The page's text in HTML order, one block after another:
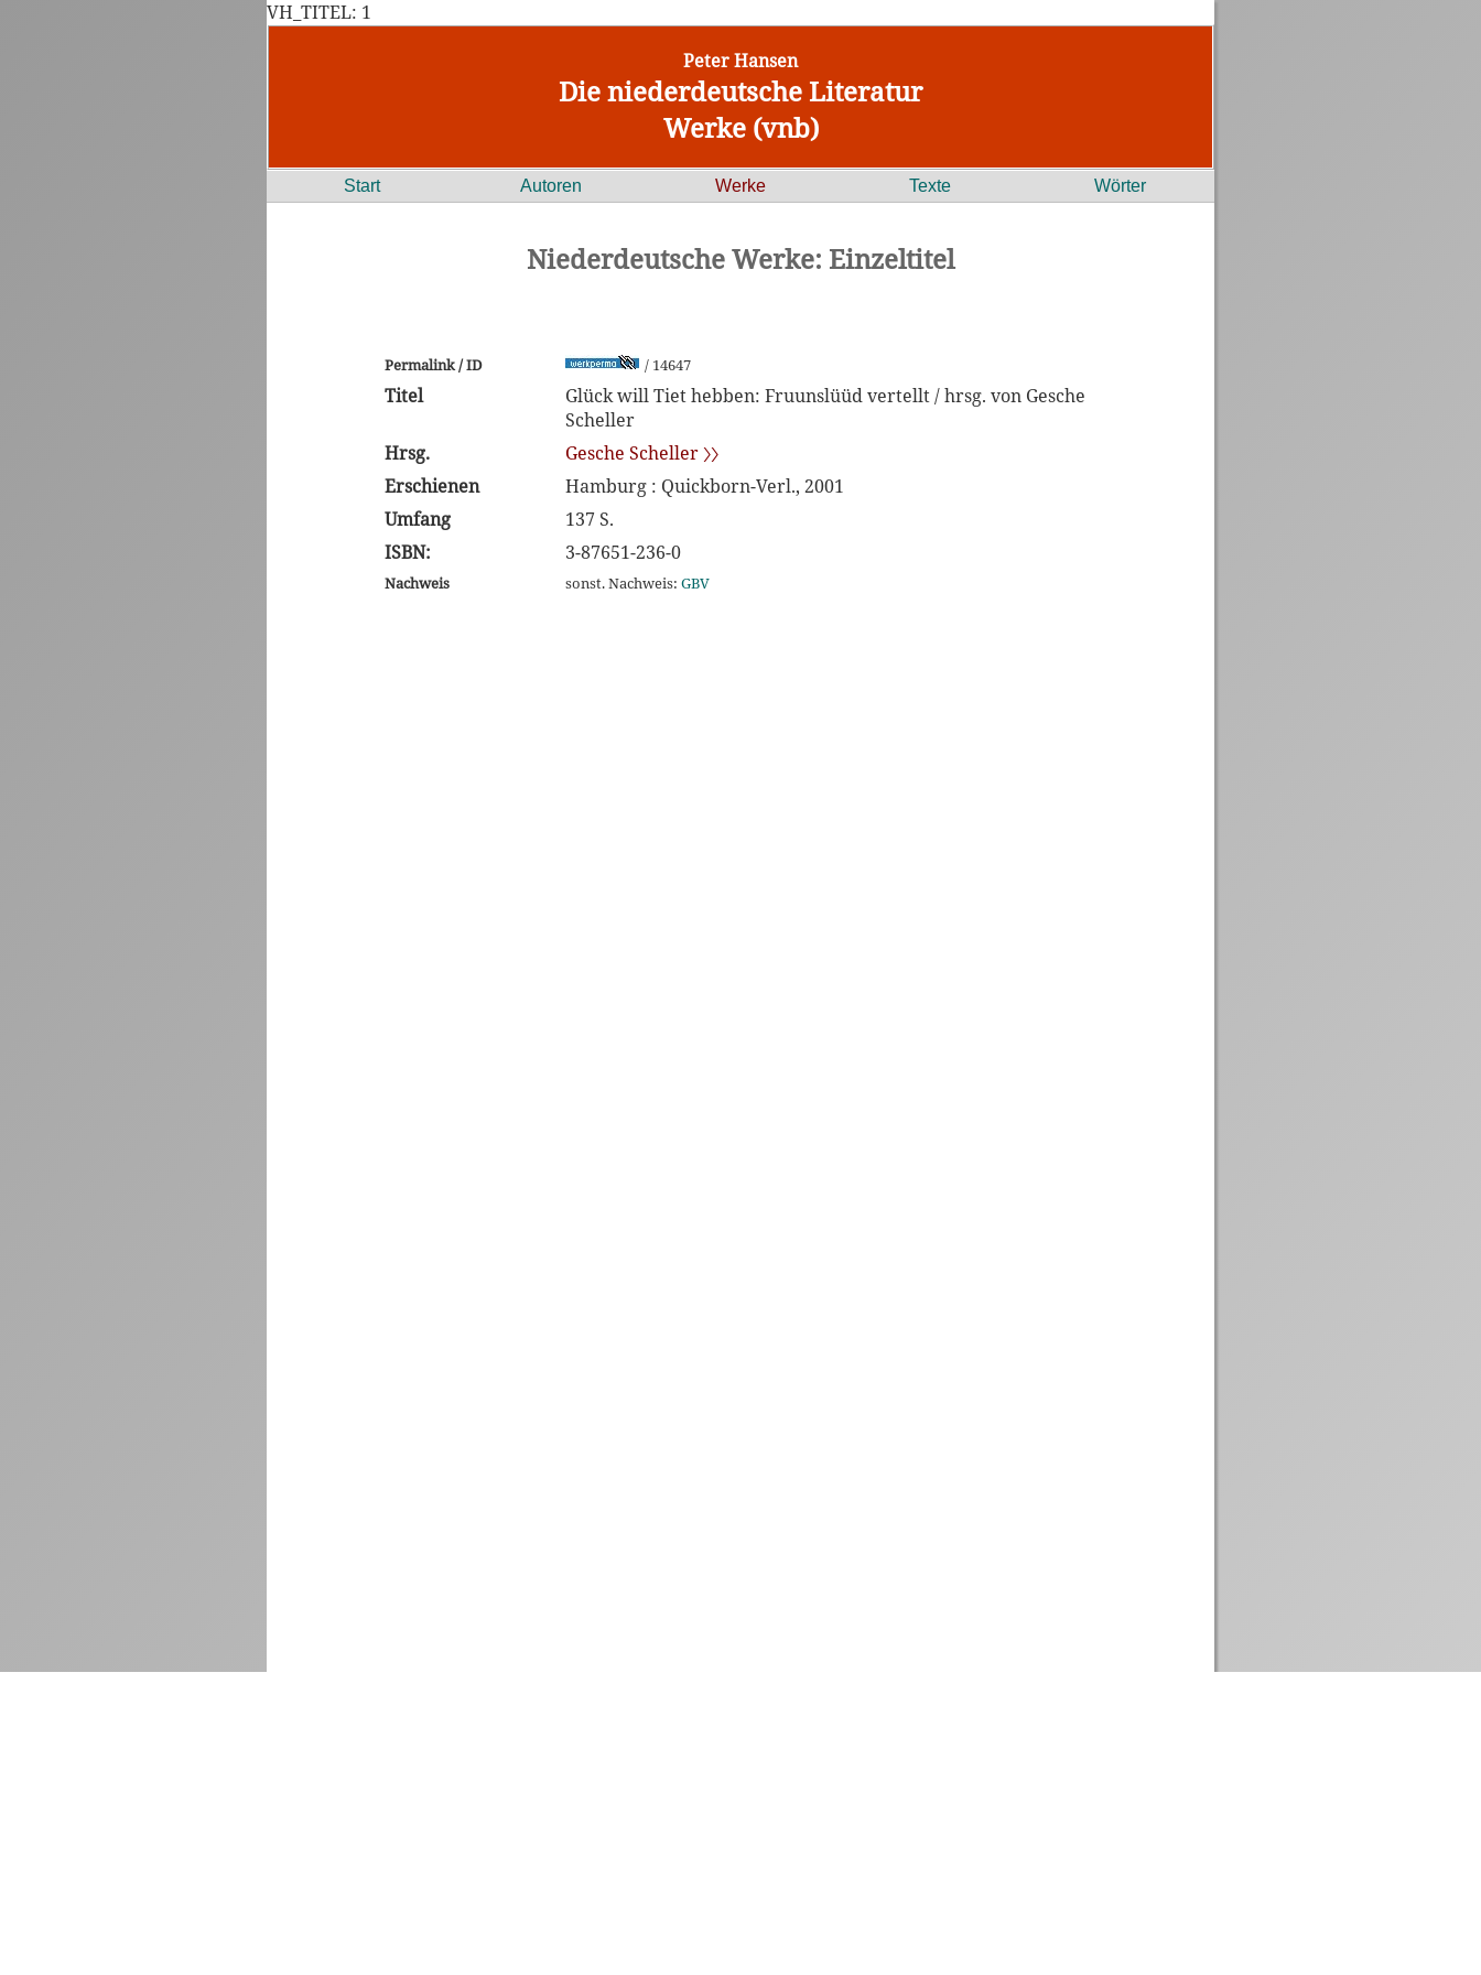
VH_TITEL: 1
Peter Hansen
Die niederdeutsche Literatur
Werke (vnb)
Start Autoren Werke Texte Wörter
Niederdeutsche Werke: Einzeltitel
Permalink / ID / 14647
Titel
Glück will Tiet hebben: Fruunslüüd vertellt / hrsg. von Gesche
Scheller
Hrsg.
Gesche Scheller 〉〉
Erschienen
Hamburg : Quickborn-Verl., 2001
Umfang
137 S.
ISBN:
3-87651-236-0
Nachweis sonst. Nachweis: GBV